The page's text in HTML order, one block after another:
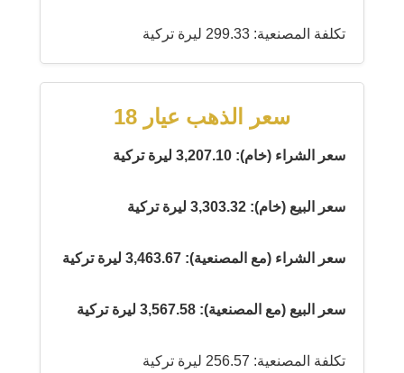
تكلفة المصنعية: 299.33 ليرة تركية
سعر الذهب عيار 18
سعر الشراء (خام): 3,207.10 ليرة تركية
سعر البيع (خام): 3,303.32 ليرة تركية
سعر الشراء (مع المصنعية): 3,463.67 ليرة تركية
سعر البيع (مع المصنعية): 3,567.58 ليرة تركية
تكلفة المصنعية: 256.57 ليرة تركية